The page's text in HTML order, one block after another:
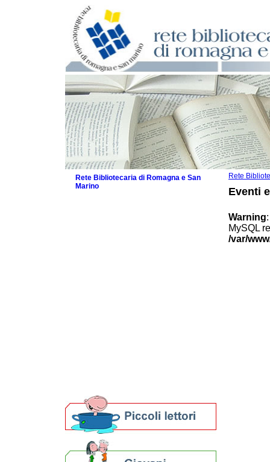
Rete
Eventi
Warning
MySQL
/var/
Rete Bibliotecaria di Romagna e San
Marino